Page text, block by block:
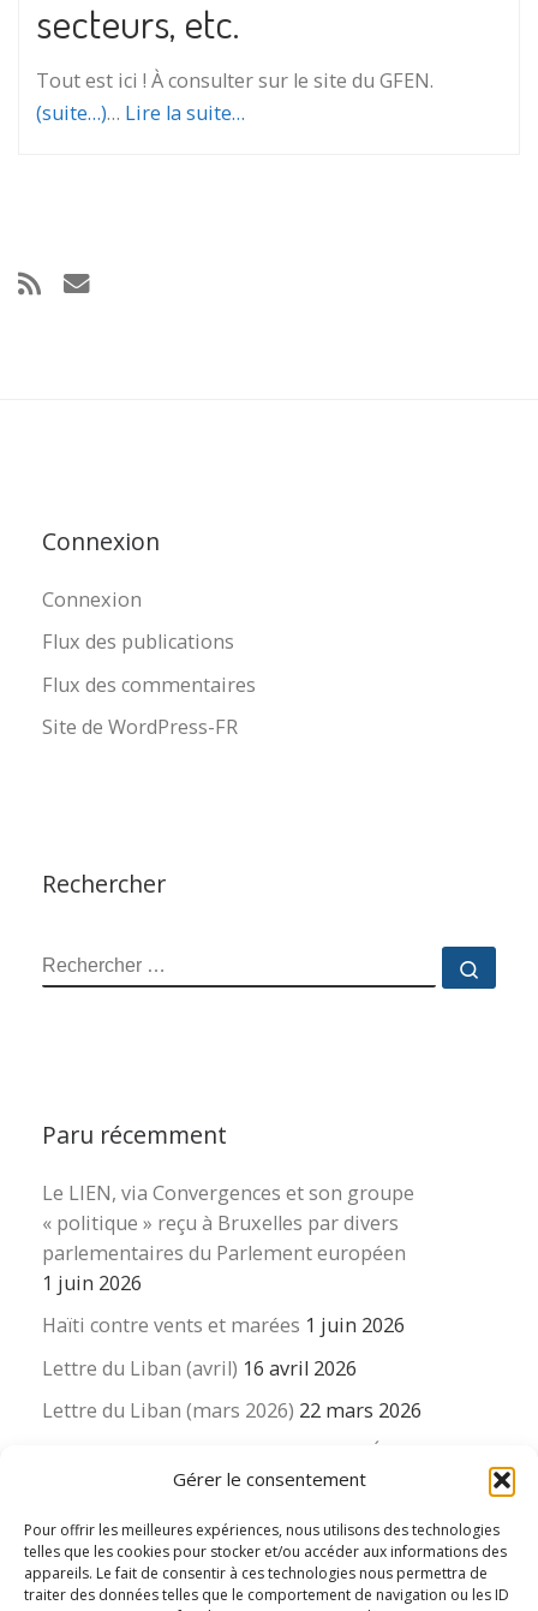
Gérer le consentement
Pour offrir les meilleures expériences, nous utilisons des technologies
telles que les cookies pour stocker et/ou accéder aux informations des
appareils. Le fait de consentir à ces technologies nous permettra de
traiter des données telles que le comportement de navigation ou les ID
secteurs, etc.
Tout est ici ! À consulter sur le site du GFEN.
(suite…)… Lire la suite…
Connexion
Connexion
Flux des publications
Flux des commentaires
Site de WordPress-FR
Rechercher
RECHERCHER
Paru récemment
Le LIEN, via Convergences et son groupe
« politique » reçu à Bruxelles par divers
parlementaires du Parlement européen
1 juin 2026
Haïti contre vents et marées 1 juin 2026
Lettre du Liban (avril) 16 avril 2026
Lettre du Liban (mars 2026) 22 mars 2026
La revue « Educateur » décapitée ? L’Éducation
nouvelle et ses liens avec la revue du Syndicat
16 mars 2026